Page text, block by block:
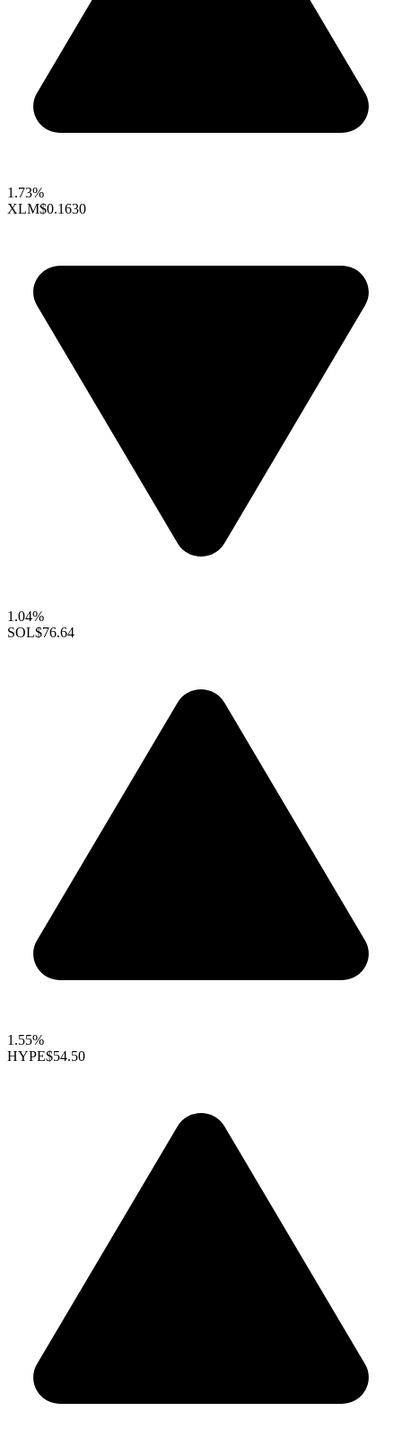
1.73%
XLM$0.1630
1.04%
SOL$76.64
1.55%
HYPE$54.50